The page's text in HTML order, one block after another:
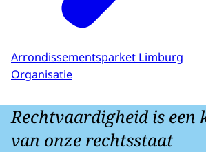
Arrondissementsparket Limburg
Organisatie
Rechtvaardigheid is een
van onze rechtsstaat